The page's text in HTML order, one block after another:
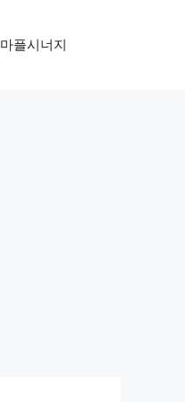
마플시너지